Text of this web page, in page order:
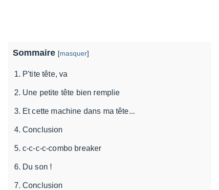
Sommaire [masquer]
P'tite tête, va
Une petite tête bien remplie
Et cette machine dans ma tête...
Conclusion
c-c-c-c-combo breaker
Du son !
Conclusion